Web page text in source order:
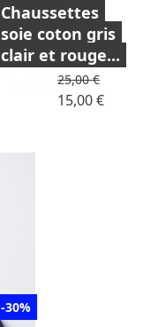
Chaussettes
soie coton gris
clair et rouge...
Prix de base
25,00 €Prix
15,00 €
-30%